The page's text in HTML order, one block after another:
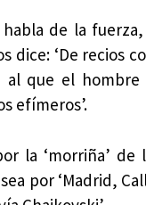
de la
‘De recios
que el hombre
efímeros’.
la ‘morriña’
por ‘Madrid,